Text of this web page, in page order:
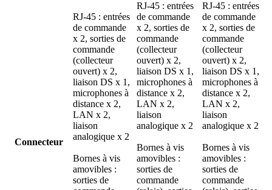
Connecteur
RJ-45 : entrées
de commande
x 2, sorties de
commande
(collecteur
ouvert) x 2,
liaison DS x 1,
microphones à
distance x 2,
LAN x 2,
liaison
analogique x 2
Bornes à vis
amovibles :
sorties de
RJ-45 : entrées
de commande
x 2, sorties de
commande
(collecteur
ouvert) x 2,
liaison DS x 1,
microphones à
distance x 2,
LAN x 2,
liaison
analogique x 2
Bornes à vis
amovibles :
sorties de
commande
RJ-45 : entrées
de commande
x 2, sorties de
commande
(collecteur
ouvert) x 2,
liaison DS x 1,
microphones à
distance x 2,
LAN x 2,
liaison
analogique x 2
Bornes à vis
amovibles :
sorties de
commande